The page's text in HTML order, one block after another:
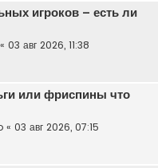
игроков – есть ли
« 03 авг 2026, 11:38
или фриспины что
« 03 авг 2026, 07:15